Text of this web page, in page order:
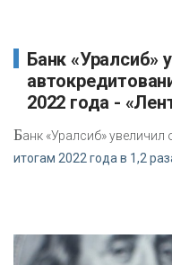
2022 года -
Банк «Уралсиб»
итогам 2022 года в 1,2